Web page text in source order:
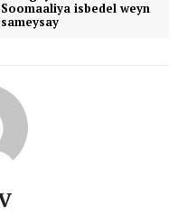
Soomaaliya isbedel weyn
sameysay